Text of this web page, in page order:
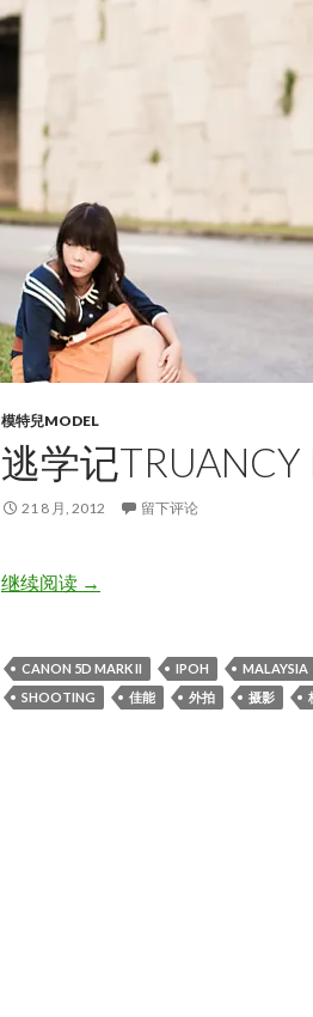
模特兒MODEL
逃学记
21 8 月, 2012 留下评论
继续阅读逃学记Truancy in mind
→
CANON 5D MARK II IPOH MALAYSIA
SHOOTING
佳能 外拍 摄影